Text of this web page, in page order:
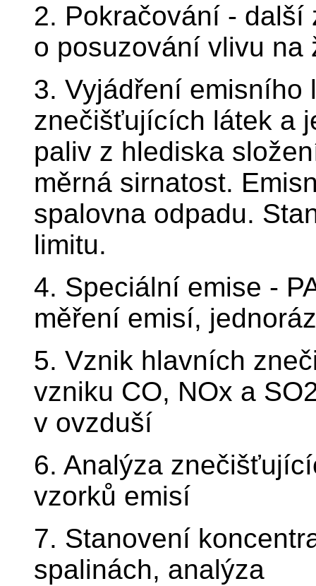
2. Pokračování - další
o posuzování vlivu na
3. Vyjádření emisního
znečišťujících látek a
paliv z hlediska
měrná sirnatost.
spalovna odpadu.
limitu.
4. Speciální emise -
měření emisí,
5. Vznik hlavních
vzniku CO, NOx a
v ovzduší
6. Analýza
vzorků emisí
7. Stanovení
spalinách, analýza